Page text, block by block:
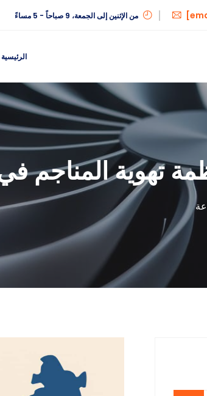
من الإثنين إلى الجمعة، 9 صباحاً - 5 مساءً
الرئيسية
تهوية المناجم في